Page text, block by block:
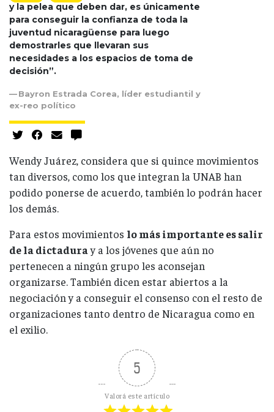
y la pelea que deben dar, es únicamente
para conseguir la confianza de toda la
juventud nicaragüense para luego
demostrarles que llevaran sus
necesidades a los espacios de toma de
decisión”.
Bayron Estrada Corea, líder estudiantil y
ex-reo político
Wendy Juárez, considera que si quince movimientos
tan diversos, como los que integran la UNAB han
podido ponerse de acuerdo, también lo podrán hacer
los demás.
Para estos movimientos lo más importante es salir
de la dictaduray a los jóvenes que aún no
pertenecen a ningún grupo les aconsejan
organizarse. También dicen estar abiertos a la
negociación y a conseguir el consenso con el resto de
organizaciones tanto dentro de Nicaragua como en
el exilio.
5
Valorá este artículo